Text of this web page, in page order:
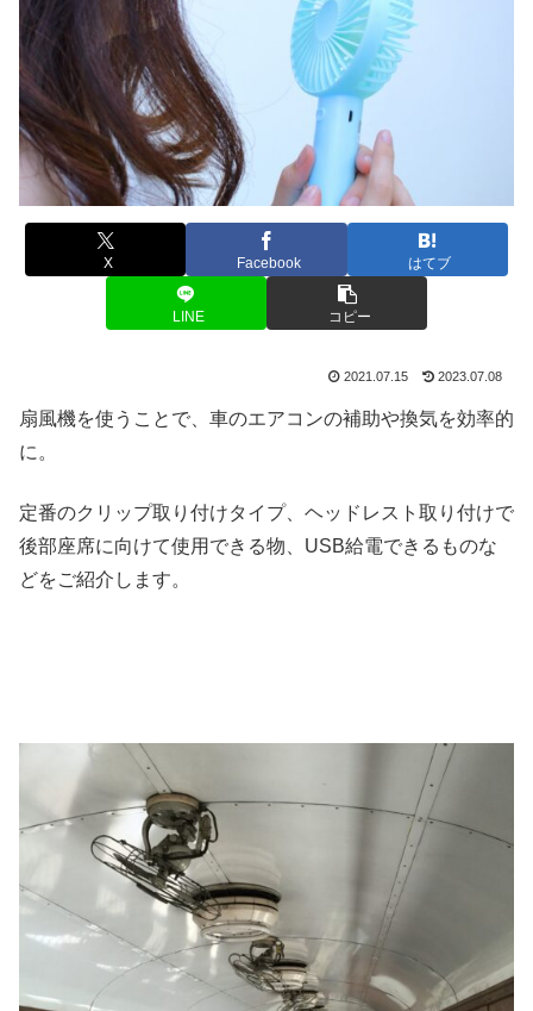
X Facebook はてブ
LINE コピー
2021.07.15 2023.07.08
扇風機を使うことで、車のエアコンの補助や換気を効率的
に。
定番のクリップ取り付けタイプ、ヘッドレスト取り付けで
後部座席に向けて使用できる物、USB給電できるものな
どをご紹介します。